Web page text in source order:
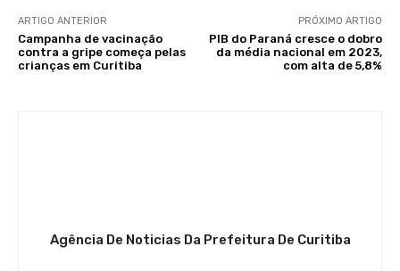
ARTIGO ANTERIOR
Campanha de vacinação
contra a gripe começa pelas
crianças em Curitiba
PRÓXIMO ARTIGO
PIB do Paraná cresce o dobro
da média nacional em 2023,
com alta de 5,8%
Agência De Noticias Da Prefeitura De Curitiba